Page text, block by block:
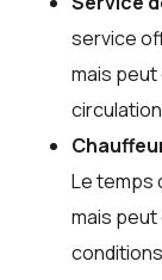
service
mais
Le temps
mais